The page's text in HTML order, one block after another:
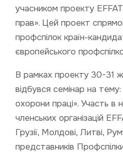
учасником проекту
прав». Цей проект
профспілок країн-
європейського
В рамках проекту 30-31
відбувся семінар на
охорони праці». Участь
членських організацій
Грузії, Молдові, Литві,
представників